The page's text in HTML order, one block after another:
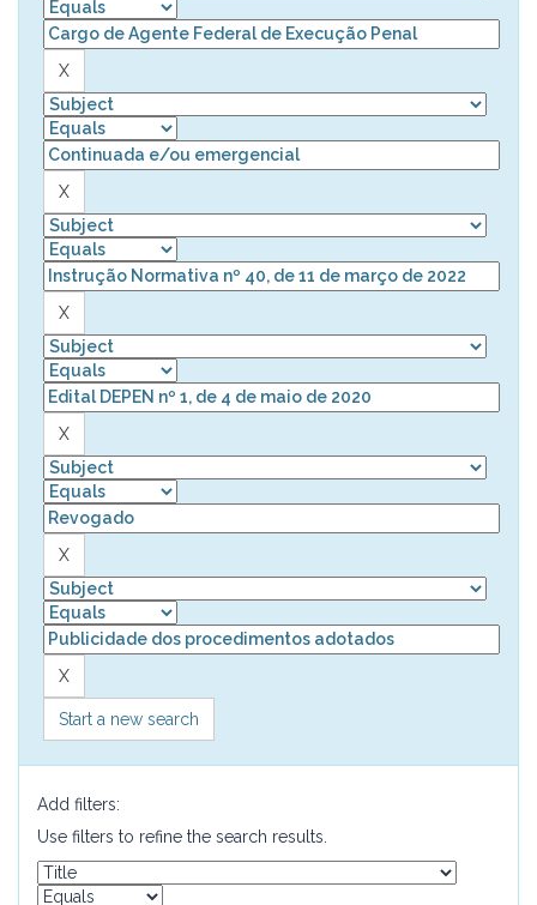
Start a new search
Add filters:
Use filters to refine the search results.